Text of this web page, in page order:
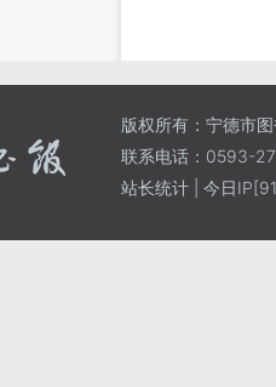
版权所有：宁德市
联系电话：0593-
站长统计 | 今日